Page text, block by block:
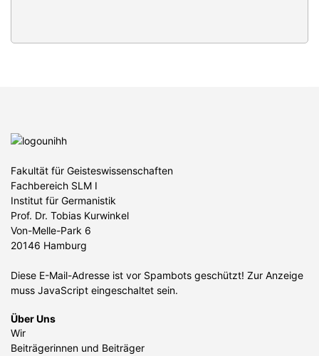
Fakultät für Geisteswissenschaften
Fachbereich SLM I
Institut für Germanistik
Prof. Dr. Tobias Kurwinkel
Von-Melle-Park 6
20146 Hamburg
Diese E-Mail-Adresse ist vor Spambots geschützt! Zur Anzeige
muss JavaScript eingeschaltet sein.
Über Uns
Wir
Beiträgerinnen und Beiträger